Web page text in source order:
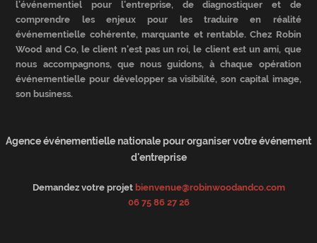
l’événementiel pour l’entreprise, de diagnostiquer et de
comprendre les enjeux pour les traduire en réalité
événementielle cohérente, marquante et rentable. Chez Robin
Wood and Co, le client n’est pas un roi, le client est un ami, que
nous accompagnons, que nous guidons, à chaque opération
événementielle pour développer sa visibilité, son capital image,
son business.
Agence événementielle nationale pour organiser votre événement
d'entreprise
Demandez votre projet bienvenue@robinwoodandco.com
06 75 86 27 26